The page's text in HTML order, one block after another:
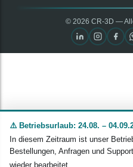
© 2026 CR‑3D —
⚠️ Betriebsurlaub: 24.08. –
In diesem Zeitraum ist unser
Bestellungen, Anfragen und
wieder bearbeitet.